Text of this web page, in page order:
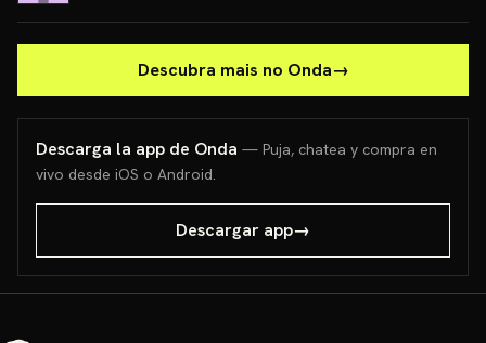
Descubra mais no Onda→
Descarga la app de Onda — Puja, chatea y compra en
vivo desde iOS o Android.
Descargar app→